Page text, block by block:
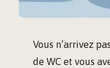
Vous n’arrivez
de WC et vous